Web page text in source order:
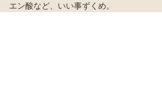
エン酸など、いい事ずくめ。